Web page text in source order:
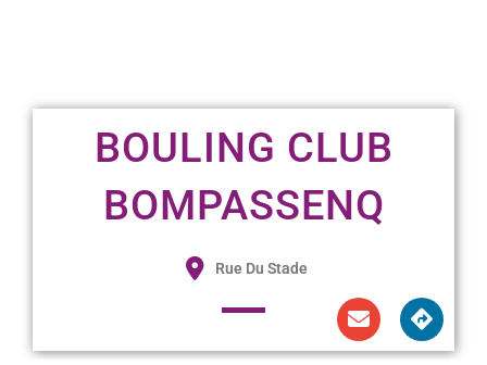
BOULING CLUB
BOMPASSENQ
Rue Du Stade